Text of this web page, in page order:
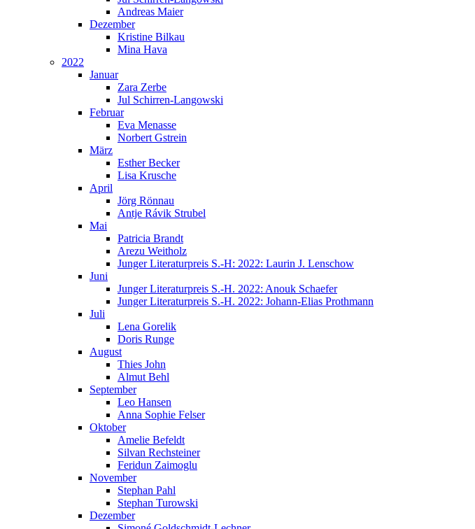
Andreas Maier
Dezember
Kristine Bilkau
Mina Hava
2022
Januar
Zara Zerbe
Jul Schirren-Langowski
Februar
Eva Menasse
Norbert Gstrein
März
Esther Becker
Lisa Krusche
April
Jörg Rönnau
Antje Rávik Strubel
Mai
Patricia Brandt
Arezu Weitholz
Junger Literaturpreis S.-H: 2022: Laurin J. Lenschow
Juni
Junger Literaturpreis S.-H. 2022: Anouk Schaefer
Junger Literaturpreis S.-H. 2022: Johann-Elias Prothmann
Juli
Lena Gorelik
Doris Runge
August
Thies John
Almut Behl
September
Leo Hansen
Anna Sophie Felser
Oktober
Amelie Befeldt
Silvan Rechsteiner
Feridun Zaimoglu
November
Stephan Pahl
Stephan Turowski
Dezember